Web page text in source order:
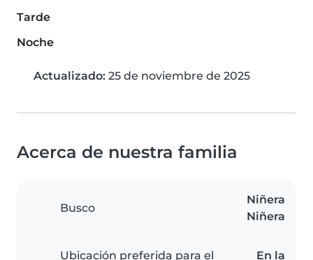
Tarde
Noche
Actualizado: 25 de noviembre de 2025
Acerca de nuestra familia
Busco
Niñera
Niñera
Ubicación preferida para el
En la